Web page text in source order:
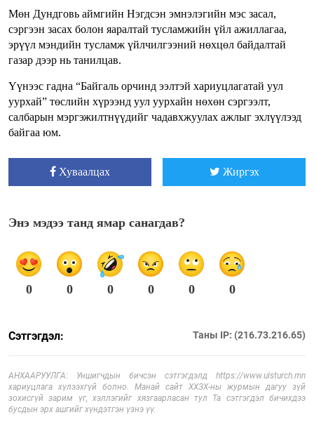
Мөн Дундговь аймгийн Нэгдсэн эмнэлэгийн мэс засал,
сэргээн засах болон яаралтай тусламжийн үйл ажиллагаа,
эрүүл мэндийн тусламж үйлчилгээний нөхцөл байдалтай
газар дээр нь танилцав.
Үүнээс гадна “Байгаль орчинд ээлтэй хариуцлагатай уул
уурхай” төслийн хүрээнд уул уурхайн нөхөн сэргээлт,
салбарын мэргэжилтнүүдийг чадавхжуулах ажлыг эхлүүлээд
байгаа юм.
Хуваалцах Жиргэх
Энэ мэдээ танд ямар санагдав?
0 0 0 0 0 0
Сэтгэгдэл: Таны IP: (216.73.216.65)
АНХААРУУЛГА: Уншигчдын бичсэн сэтгэгдэлд https://www.ulsturch.mn
хариуцлага хүлээхгүй болно. Манай сайт ХХЗХ-ны журмын дагуу зүй
зохисгүй зарим үг, хэллэгийг хязгаарласан тул Та сэтгэгдэл бичихдээ
бусдын эрх ашгийг хүндэтгэн үзнэ үү.